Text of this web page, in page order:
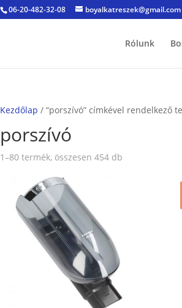
06-20-482-32-08 boyalkatreszek@gmail.com
Rólunk
Kezdőlap / “porszívó” címkével rendelkező
porszívó
1–80 termék, összesen 454 db